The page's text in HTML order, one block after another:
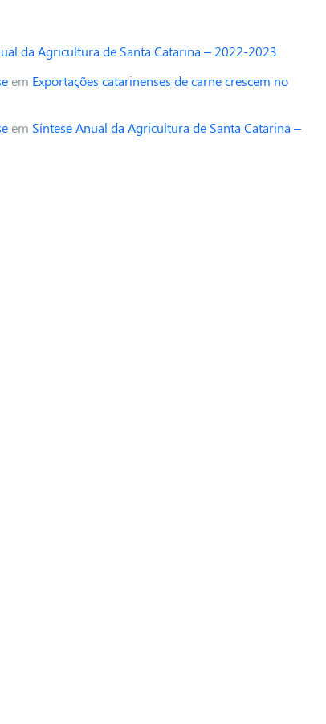
da Agricultura de Santa Catarina – 2022-2023
em Exportações catarinenses de carne crescem no
em Síntese Anual da Agricultura de Santa Catarina –